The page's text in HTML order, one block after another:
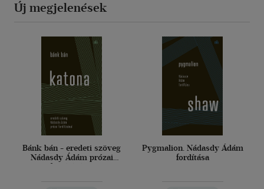
Új megjelenések
Bánk bán - eredeti szöveg
Nádasdy Ádám prózai
fordításával
Pygmalion. Nádasdy Ádám
fordítása